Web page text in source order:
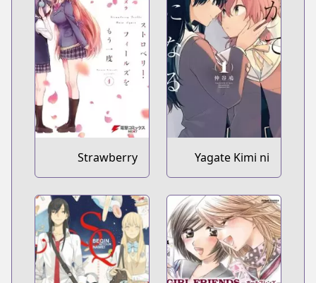
Yagate Kimi ni
Naru
Strawberry
Fields wo Mou
Ichido